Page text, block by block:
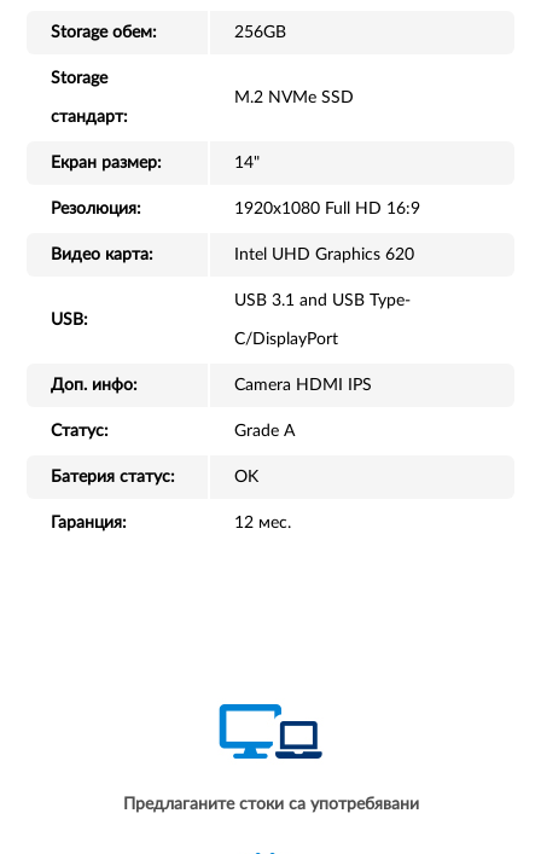
Storage обем: 256GB
Storage
стандарт:
M.2 NVMe SSD
Екран размер: 14"
Резолюция: 1920x1080 Full HD 16:9
Видео карта: Intel UHD Graphics 620
USB:
USB 3.1 and USB Type-
C/DisplayPort
Доп. инфо: Camera HDMI IPS
Статус: Grade A
Батерия статус: OK
Гаранция: 12 мес.
Предлаганите стоки са употребявани